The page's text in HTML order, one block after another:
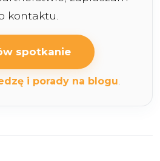
kontaktu.
spotkanie
i porady na blogu.